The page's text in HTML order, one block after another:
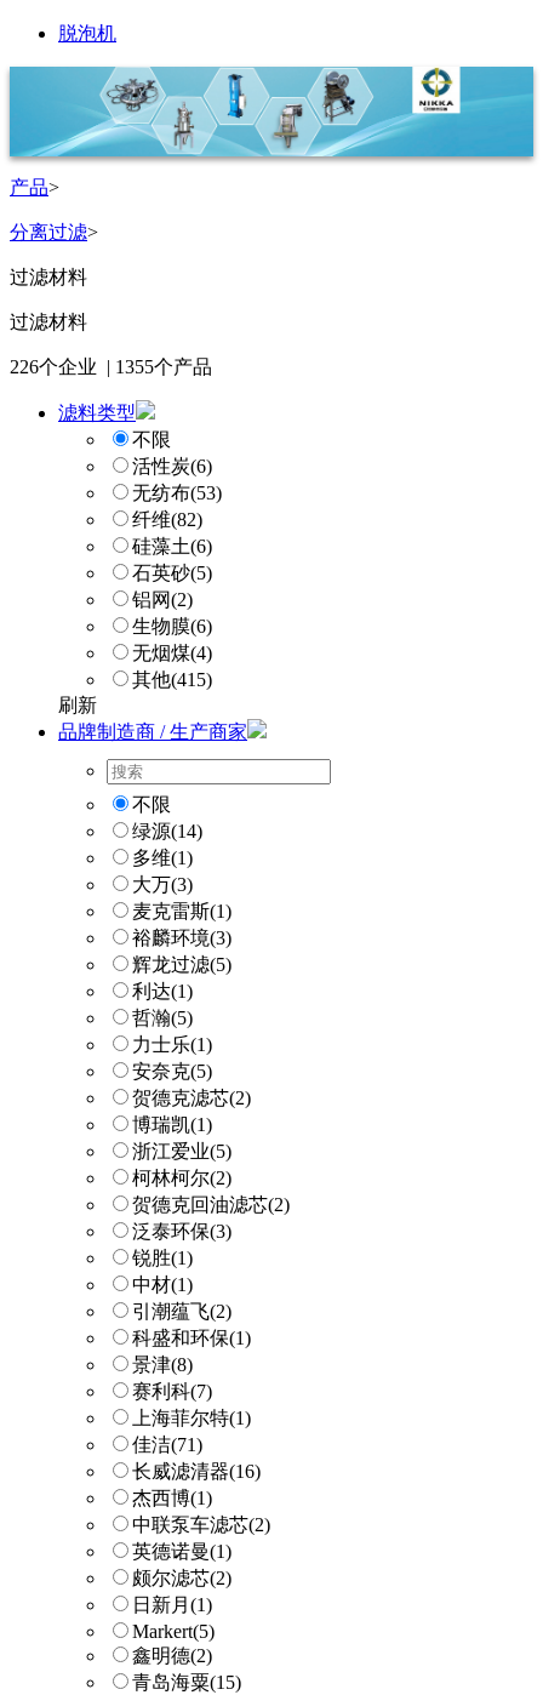
脱泡机
产品>
分离过滤>
过滤材料
过滤材料
226个企业 | 1355个产品
滤料类型
不限
活性炭(6)
无纺布(53)
纤维(82)
硅藻土(6)
石英砂(5)
铝网(2)
生物膜(6)
无烟煤(4)
其他(415)
刷新
品牌制造商 / 生产商家
不限
绿源(14)
多维(1)
大万(3)
麦克雷斯(1)
裕麟环境(3)
辉龙过滤(5)
利达(1)
哲瀚(5)
力士乐(1)
安奈克(5)
贺德克滤芯(2)
博瑞凯(1)
浙江爱业(5)
柯林柯尔(2)
贺德克回油滤芯(2)
泛泰环保(3)
锐胜(1)
中材(1)
引潮蕴飞(2)
科盛和环保(1)
景津(8)
赛利科(7)
上海菲尔特(1)
佳洁(71)
长威滤清器(16)
杰西博(1)
中联泵车滤芯(2)
英德诺曼(1)
颇尔滤芯(2)
日新月 (1)
Markert(5)
鑫明德(2)
青岛海粟(15)